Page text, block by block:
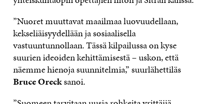
”Nuoret muuttavat maailmaa luovuudellaan,
kekseliäisyydellään ja sosiaalisella
vastuuntunnollaan. Tässä kilpailussa on kyse
suurien ideoiden kehittämisestä – uskon, että
näemme hienoja suunnitelmia,” suurlähettiläs
Bruce Orecksanoi.